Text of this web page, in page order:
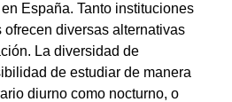
España. Tanto instituciones
diversas alternativas
La diversidad de
de estudiar de manera
diurno como nocturno, o